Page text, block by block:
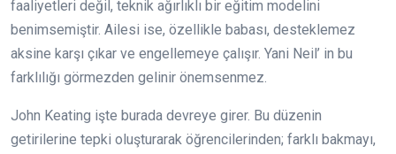
faaliyetleri değil, teknik ağırlıklı bir eğitim modelini
benimsemiştir. Ailesi ise, özellikle babası, desteklemez
aksine karşı çıkar ve engellemeye çalışır. Yani Neil’ in bu
farklılığı görmezden gelinir önemsenmez.
John Keating işte burada devreye girer. Bu düzenin
getirilerine tepki oluşturarak öğrencilerinden; farklı bakmayı,